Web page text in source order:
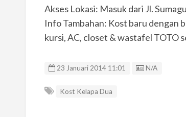
Akses Lokasi: Masuk dari Jl.
Info Tambahan: Kost baru dengan
kursi, AC, closet & wastafel TOTO
23 Januari 2014 11:01 Listing ID
N/A
Kost Kelapa Dua